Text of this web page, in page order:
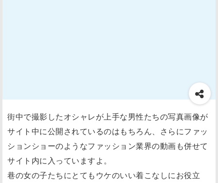
街中で撮影したオシャレが上手な男性たちの写真画像が
サイト中に公開されているのはもちろん、さらにファッ
ションショーのようなファッション業界の動画も併せて
サイト内に入っていますよ。
巷の女の子たちにとてもウケのいい着こなしにお役立